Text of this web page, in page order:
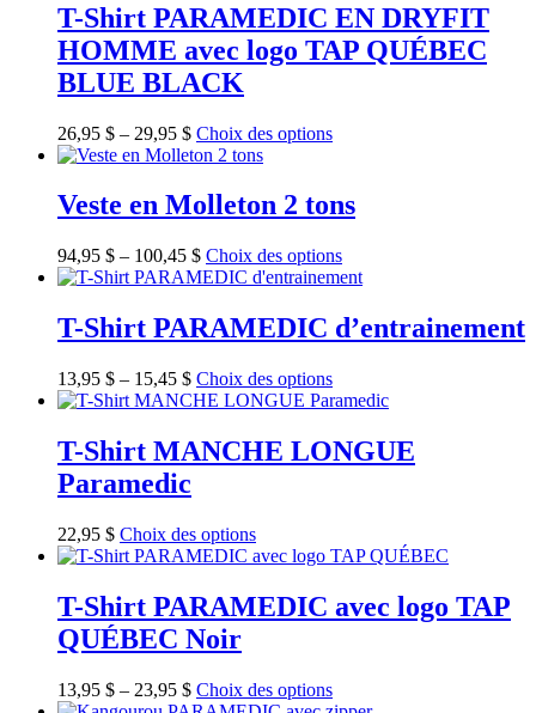
T-Shirt PARAMEDIC EN DRYFIT
HOMME avec logo TAP QUÉBEC
BLUE BLACK
26,95 $ – 29,95 $ Choix des options
Veste en Molleton 2 tons
94,95 $ – 100,45 $ Choix des options
T-Shirt PARAMEDIC d’entrainement
13,95 $ – 15,45 $ Choix des options
T-Shirt MANCHE LONGUE
Paramedic
22,95 $ Choix des options
T-Shirt PARAMEDIC avec logo TAP
QUÉBEC Noir
13,95 $ – 23,95 $ Choix des options